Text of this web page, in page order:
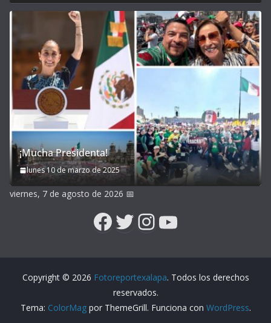
¡Mucha Presidenta!
lunes 10 de marzo de 2025
viernes, 7 de agosto de 2026 📅
Facebook
Twitter
Instagram
YouTube
Copyright © 2026 Fotoreportexalapa. Todos los derechos
reservados.
Tema: ColorMagpor ThemeGrill. Funciona con WordPress.